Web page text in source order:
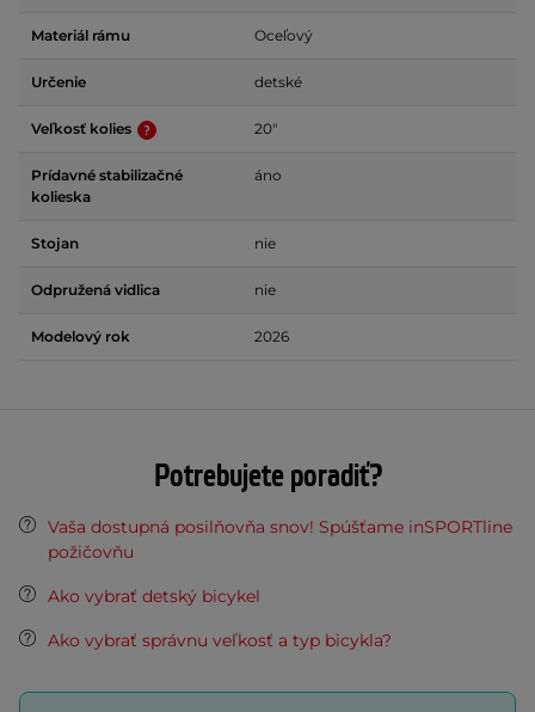
Materiál rámu Oceľový
Určenie detské
Veľkosť kolies 20"
Prídavné stabilizačné
kolieska
áno
Stojan nie
Odpružená vidlica nie
Modelový rok 2026
Potrebujete poradiť?
Vaša dostupná posilňovňa snov! Spúšťame inSPORTline
požičovňu
Ako vybrať detský bicykel
Ako vybrať správnu veľkosť a typ bicykla?